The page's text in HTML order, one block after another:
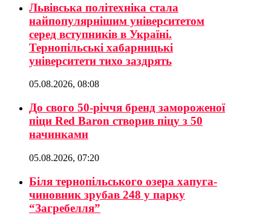
Львівська політехніка стала
найпопулярнішим університетом
серед вступників в Україні.
Тернопільські хабарницькі
університети тихо заздрять
05.08.2026, 08:08
До свого 50-річчя бренд замороженої
піци Red Baron створив піцу з 50
начинками
05.08.2026, 07:20
Біля тернопільського озера хапуга-
чиновник зрубав 248 у парку
“Загребелля”